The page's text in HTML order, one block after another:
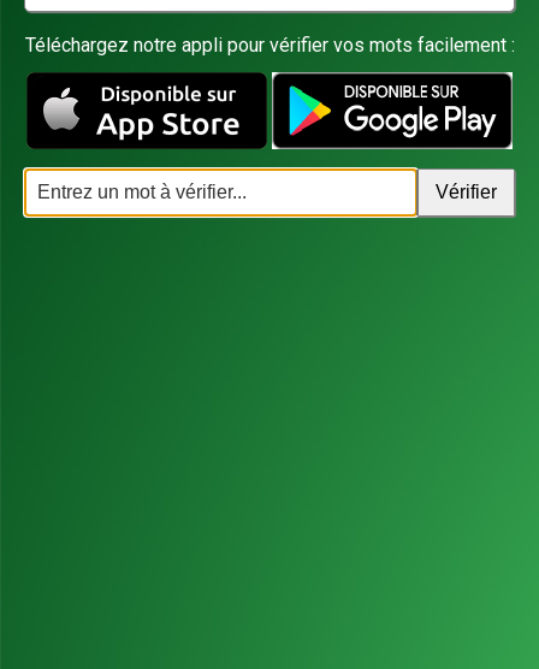
Téléchargez notre appli pour vérifier vos mots facilement :